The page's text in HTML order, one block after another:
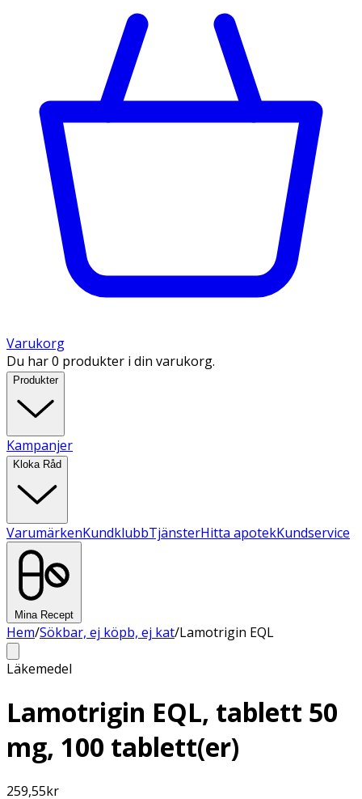
Varukorg
Du har 0 produkter i din varukorg.
Produkter
Kampanjer
Kloka Råd
VarumärkenKundklubbTjänsterHitta apotekKundservice
Mina Recept
Hem/Sökbar, ej köpb, ej kat/Lamotrigin EQL
Läkemedel
Lamotrigin EQL, tablett 50
mg, 100 tablett(er)
259,55kr